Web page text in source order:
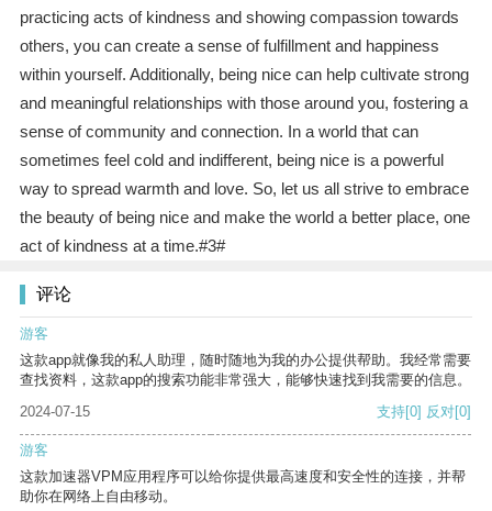
practicing acts of kindness and showing compassion towards
others, you can create a sense of fulfillment and happiness
within yourself. Additionally, being nice can help cultivate strong
and meaningful relationships with those around you, fostering a
sense of community and connection. In a world that can
sometimes feel cold and indifferent, being nice is a powerful
way to spread warmth and love. So, let us all strive to embrace
the beauty of being nice and make the world a better place, one
act of kindness at a time.#3#
评论
游客
这款app就像我的私人助理，随时随地为我的办公提供帮助。我经常需要
查找资料，这款app的搜索功能非常强大，能够快速找到我需要的信息。
2024-07-15
支持[0] 反对[0]
游客
这款加速器VPM应用程序可以给你提供最高速度和安全性的连接，并帮
助你在网络上自由移动。